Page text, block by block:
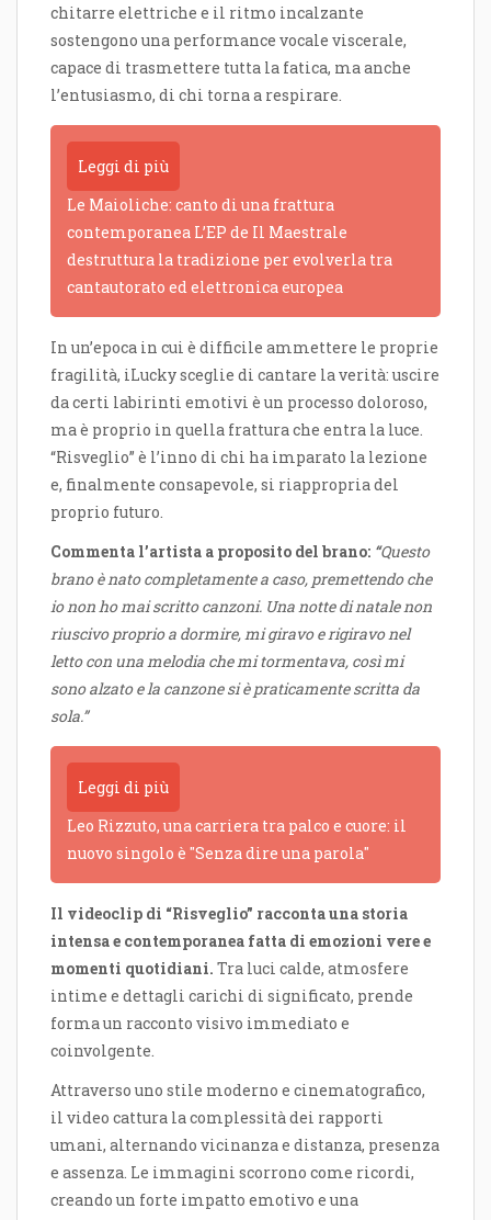
chitarre elettriche e il ritmo incalzante
sostengono una performance vocale viscerale,
capace di trasmettere tutta la fatica, ma anche
l’entusiasmo, di chi torna a respirare.
Leggi di più
Le Maioliche: canto di una frattura
contemporanea L’EP de Il Maestrale
destruttura la tradizione per evolverla tra
cantautorato ed elettronica europea
In un’epoca in cui è difficile ammettere le proprie
fragilità, iLucky sceglie di cantare la verità: uscire
da certi labirinti emotivi è un processo doloroso,
ma è proprio in quella frattura che entra la luce.
“Risveglio” è l’inno di chi ha imparato la lezione
e, finalmente consapevole, si riappropria del
proprio futuro.
Commenta l’artista a proposito del brano: “Questo
brano è nato completamente a caso, premettendo che
io non ho mai scritto canzoni. Una notte di natale non
riuscivo proprio a dormire, mi giravo e rigiravo nel
letto con una melodia che mi tormentava, così mi
sono alzato e la canzone si è praticamente scritta da
sola.”
Leggi di più
Leo Rizzuto, una carriera tra palco e cuore: il
nuovo singolo è "Senza dire una parola"
Il videoclip di “Risveglio” racconta una storia
intensa e contemporanea fatta di emozioni vere e
momenti quotidiani. Tra luci calde, atmosfere
intime e dettagli carichi di significato, prende
forma un racconto visivo immediato e
coinvolgente.
Attraverso uno stile moderno e cinematografico,
il video cattura la complessità dei rapporti
umani, alternando vicinanza e distanza, presenza
e assenza. Le immagini scorrono come ricordi,
creando un forte impatto emotivo e una